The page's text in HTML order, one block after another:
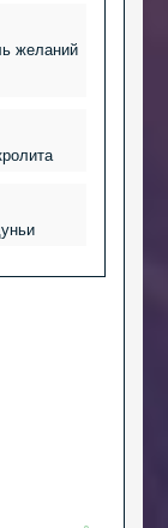
желаний